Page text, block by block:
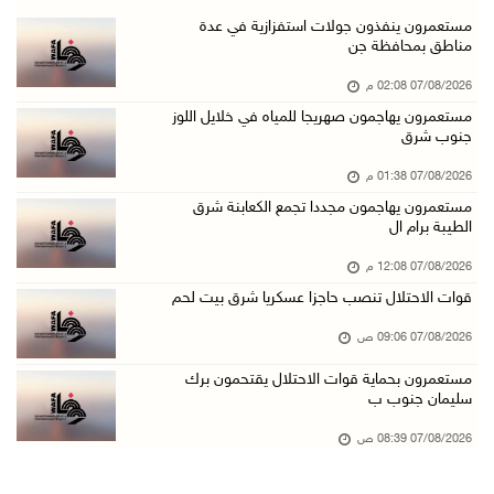
قوات الاحتلال تنصب حاجزا عسكريا شرق بيت لحم
مستعمرون بحماية قوات الاحتلال يقتحمون برك سلي ...
محافظة القدس: انسحاب قوات الاحتلال من مخيم قل ...
07/آب/2026 08:23 ص
الطقس: أجواء صافية صيفية والحرارة حول معدلها ...
07/آب/2026 08:15 ص
تواصل انتهاكات الاحتلال والمستعمرين: اعتقالات ...
06/آب/2026 11:53 م
الاحتلال يخطر باقتلاع أشجار من 310 دونمات وال ...
مستعمرون ينفذون جولات استفزازية في عدة
مناطق بمحافظة جن
07/08/2026 02:08 م
مستعمرون يهاجمون صهريجا للمياه في خلايل اللوز
جنوب شرق
07/08/2026 01:38 م
مستعمرون يهاجمون مجددا تجمع الكعابنة شرق
الطيبة برام ال
07/08/2026 12:08 م
قوات الاحتلال تنصب حاجزا عسكريا شرق بيت لحم
07/08/2026 09:06 ص
مستعمرون بحماية قوات الاحتلال يقتحمون برك
سليمان جنوب ب
07/08/2026 08:39 ص